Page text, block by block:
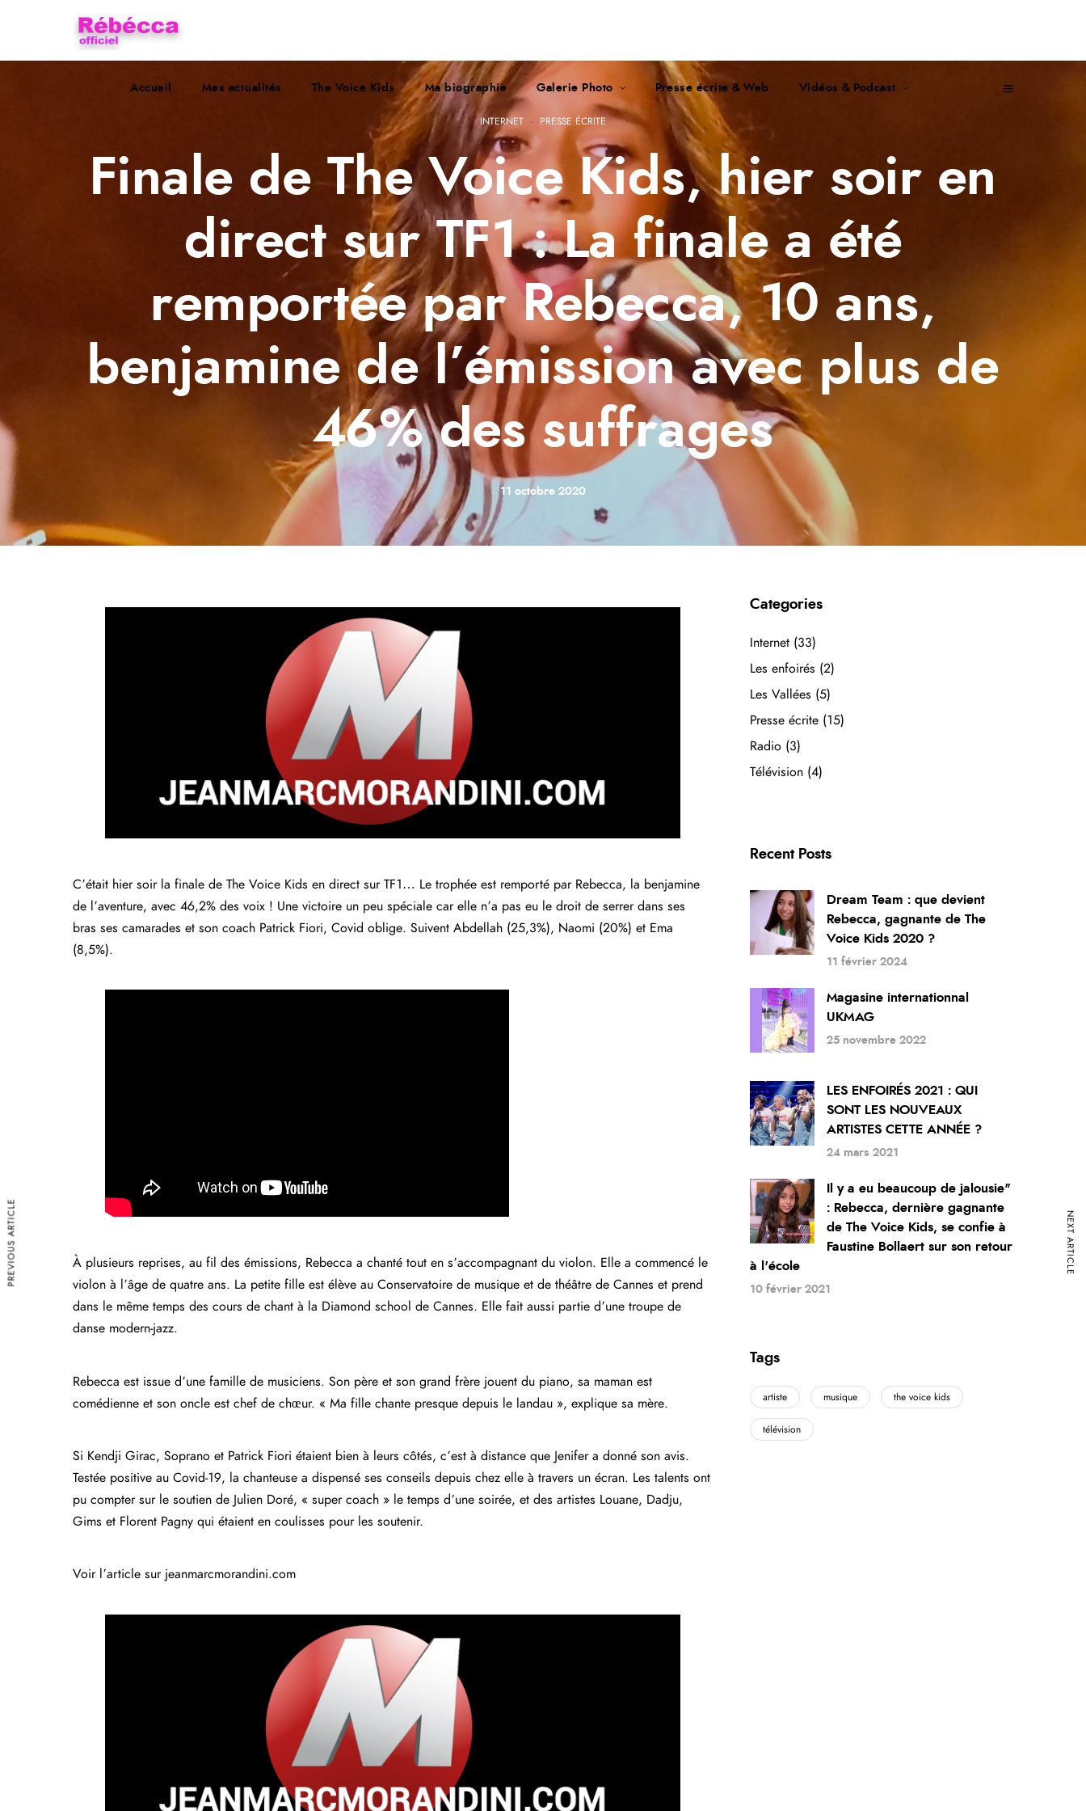
Accueil Mes actualités The Voice Kids Ma biographie Galerie Photo Presse écrite & Web Vidéos & Podcast
INTERNET · PRESSE ÉCRITE
Finale de The Voice Kids, hier soir en
direct sur TF1 : La finale a été
remportée par Rebecca, 10 ans,
benjamine de l’émission avec plus de
46% des suffrages
11 octobre 2020
C’était hier soir la finale de The Voice Kids en direct sur TF1… Le trophée est remporté par Rebecca, la benjamine
de l’aventure, avec 46,2% des voix ! Une victoire un peu spéciale car elle n’a pas eu le droit de serrer dans ses
bras ses camarades et son coach Patrick Fiori, Covid oblige. Suivent Abdellah (25,3%), Naomi (20%) et Ema
(8,5%).
À plusieurs reprises, au fil des émissions, Rebecca a chanté tout en s’accompagnant du violon. Elle a commencé le
violon à l’âge de quatre ans. La petite fille est élève au Conservatoire de musique et de théâtre de Cannes et prend
dans le même temps des cours de chant à la Diamond school de Cannes. Elle fait aussi partie d’une troupe de
danse modern-jazz.
Rebecca est issue d’une famille de musiciens. Son père et son grand frère jouent du piano, sa maman est
comédienne et son oncle est chef de chœur. « Ma fille chante presque depuis le landau », explique sa mère.
Si Kendji Girac, Soprano et Patrick Fiori étaient bien à leurs côtés, c’est à distance que Jenifer a donné son avis.
Testée positive au Covid-19, la chanteuse a dispensé ses conseils depuis chez elle à travers un écran. Les talents ont
pu compter sur le soutien de Julien Doré, « super coach » le temps d’une soirée, et des artistes Louane, Dadju,
Gims et Florent Pagny qui étaient en coulisses pour les soutenir.
Voir l’article sur jeanmarcmorandini.com
PREVIOUS ARTICLE NEXT ARTICLE
Categories
Internet (33)
Les enfoirés (2)
Les Vallées (5)
Presse écrite (15)
Radio (3)
Télévision (4)
Recent Posts
Dream Team : que devient
Rebecca, gagnante de The
Voice Kids 2020 ?
11 février 2024
Magasine internationnal
UKMAG
25 novembre 2022
LES ENFOIRÉS 2021 : QUI
SONT LES NOUVEAUX
ARTISTES CETTE ANNÉE ?
24 mars 2021
Il y a eu beaucoup de jalousie"
: Rebecca, dernière gagnante
de The Voice Kids, se confie à
Faustine Bollaert sur son retour
à l'école
10 février 2021
Tags
artiste musique the voice kids
télévision